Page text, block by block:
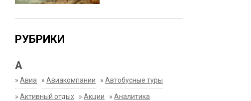
РУБРИКИ
А
»Авиа »Авиакомпании »Автобусные туры
»Активный отдых »Акции »Аналитика